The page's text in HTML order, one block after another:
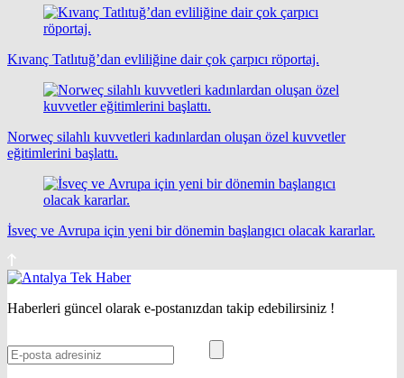
Kıvanç Tatlıtuğ’dan evliliğine dair çok çarpıcı röportaj.
Norweç silahlı kuvvetleri kadınlardan oluşan özel kuvvetler
eğitimlerini başlattı.
İsveç ve Avrupa için yeni bir dönemin başlangıcı olacak kararlar.
Haberleri güncel olarak e-postanızdan takip edebilirsiniz !